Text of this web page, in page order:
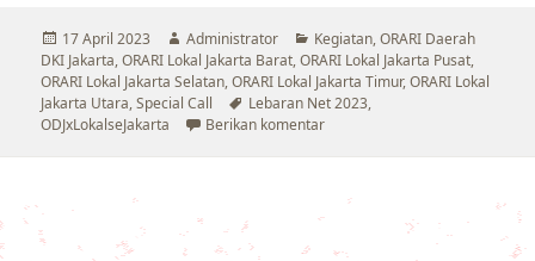
Diposkan
pada
17 April 2023 Penulis
Administrator Kategori
Kegiatan,ORARI Daerah
DKI Jakarta,ORARI Lokal Jakarta Barat,ORARI Lokal Jakarta Pusat,
ORARI Lokal Jakarta Selatan,ORARI Lokal Jakarta Timur,ORARI Lokal
Jakarta Utara,Special Call Tag
Lebaran Net 2023,
ODJxLokalseJakarta
Berikan komentaruntuk Lebaran Net 1444 Hijirah